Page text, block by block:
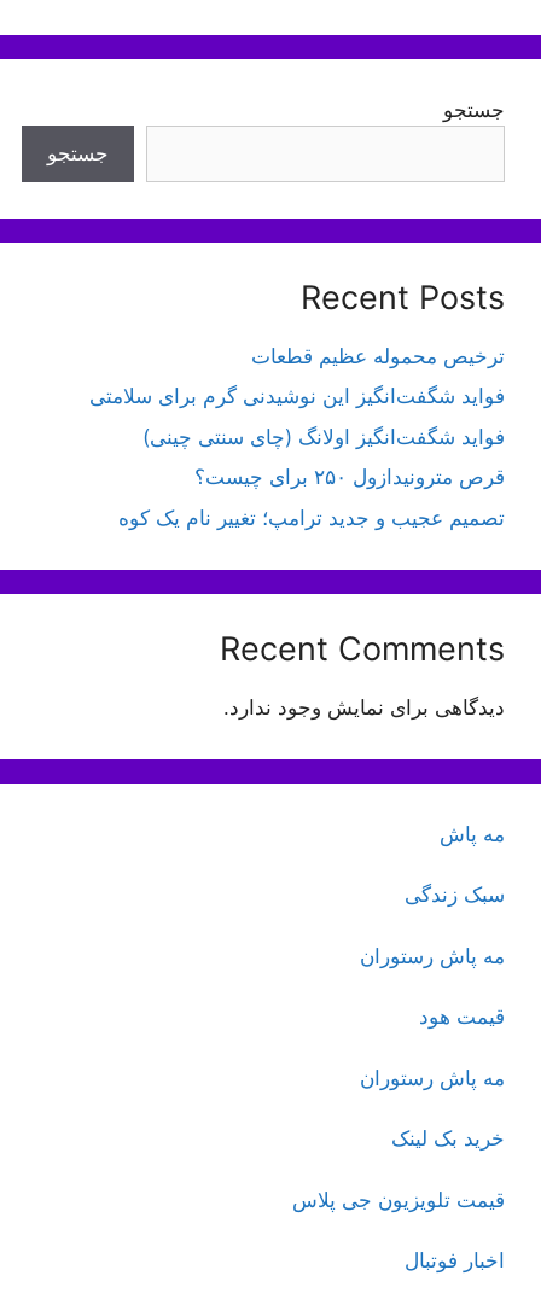
جستجو
جستجو
Recent Posts
ترخیص محموله عظیم قطعات
فواید شگفت‌انگیز این نوشیدنی گرم برای سلامتی
فواید شگفت‌انگیز اولانگ (چای سنتی چینی)
قرص مترونیدازول ۲۵۰ برای چیست؟
تصمیم عجیب و جدید ترامپ؛ تغییر نام یک کوه
Recent Comments
دیدگاهی برای نمایش وجود ندارد.
مه پاش
سبک زندگی
مه پاش رستوران
قیمت هود
مه پاش رستوران
خرید بک لینک
قیمت تلویزیون جی پلاس
اخبار فوتبال